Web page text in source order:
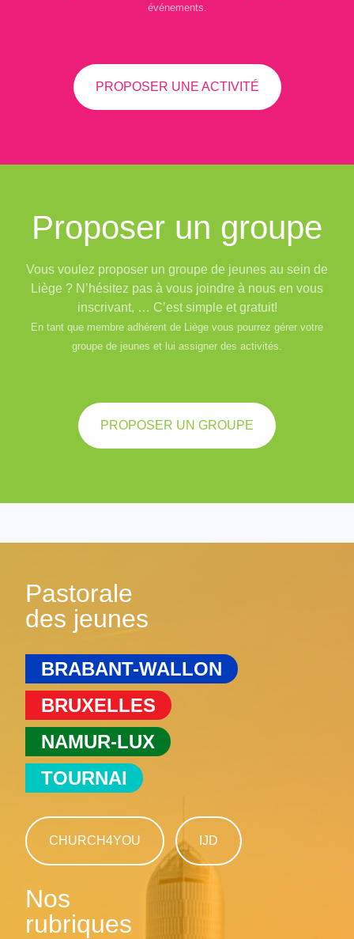
événements.
PROPOSER UNE ACTIVITÉ
Proposer un groupe
Vous voulez proposer un groupe de jeunes au sein de
Liège ? N’hésitez pas à vous joindre à nous en vous
inscrivant, … C’est simple et gratuit!
En tant que membre adhérent de Liège vous pourrez gérer votre
groupe de jeunes et lui assigner des activités.
PROPOSER UN GROUPE
Pastorale
des jeunes
BRABANT-WALLON
BRUXELLES
NAMUR-LUX
TOURNAI
CHURCH4YOU IJD
Nos
rubriques